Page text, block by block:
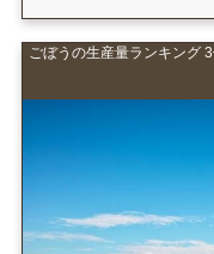
ごぼうの生産量ランキング